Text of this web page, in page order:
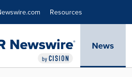
Resources
News